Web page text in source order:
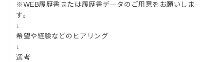
※WEB履歴書または履歴書データのご用意をお願いしま
す。
↓
希望や経験などのヒアリング
↓
選考